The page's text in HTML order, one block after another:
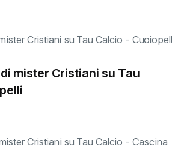
mister Cristiani su Tau